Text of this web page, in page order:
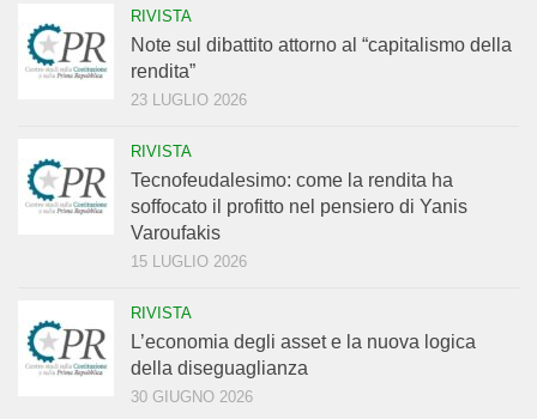
RIVISTA
Note sul dibattito attorno al “capitalismo della
rendita”
23 LUGLIO 2026
RIVISTA
Tecnofeudalesimo: come la rendita ha
soffocato il profitto nel pensiero di Yanis
Varoufakis
15 LUGLIO 2026
RIVISTA
L’economia degli asset e la nuova logica
della diseguaglianza
30 GIUGNO 2026